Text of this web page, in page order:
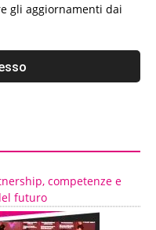
gli aggiornamenti dai
competenze e
futuro